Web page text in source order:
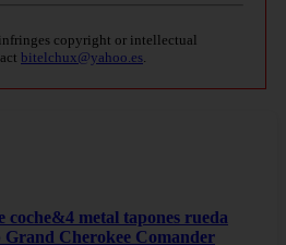
copyright or intellectual
bitelchux@yahoo.es
coche&4 metal tapones rueda
Grand Cherokee Comander